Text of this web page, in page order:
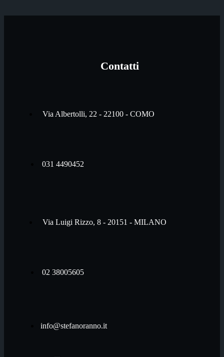
Contatti
Via Albertolli, 22 - 22100 - COMO
031 4490452
Via Luigi Rizzo, 8 - 20151 - MILANO
02 38005605
info@stefanoranno.it